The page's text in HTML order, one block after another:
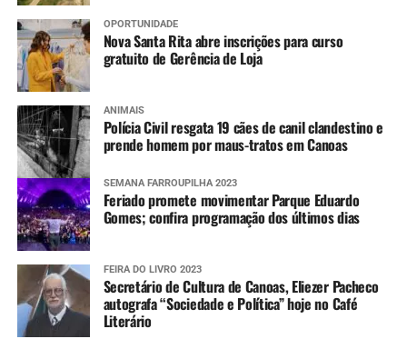
OPORTUNIDADE
Nova Santa Rita abre inscrições para curso
gratuito de Gerência de Loja
ANIMAIS
Polícia Civil resgata 19 cães de canil clandestino e
prende homem por maus-tratos em Canoas
SEMANA FARROUPILHA 2023
Feriado promete movimentar Parque Eduardo
Gomes; confira programação dos últimos dias
FEIRA DO LIVRO 2023
Secretário de Cultura de Canoas, Eliezer Pacheco
autografa “Sociedade e Política” hoje no Café
Literário